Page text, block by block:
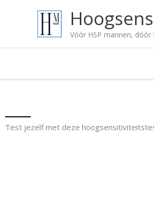
inhoud
Vóór HSP mannen, dóór
Test jezelf met deze
blog
artikelen: